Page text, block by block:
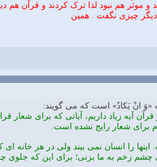
موثر هم نبود لذا ترک کردند و قرآن
چیزی نگفت . همین
«وَ انْ یَکادُ» است که می گویند:
زیاد داریم، آیاتی که برای شعار
برای شعار رایج نشده است.
را انسان نمی بیند ولی در هر خانه ای
زخم به ما بزنی؛ برای این که جلوی